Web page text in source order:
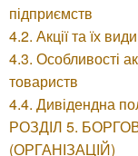
підприємств
4.2. Акції та їх види
4.3. Особливості
товариств
4.4. Дивідендна
РОЗДІЛ 5.
(ОРГАНІЗАЦІЙ)